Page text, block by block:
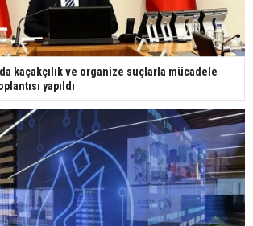
kaçakçılık ve organize suçlarla mücadele
yapıldı